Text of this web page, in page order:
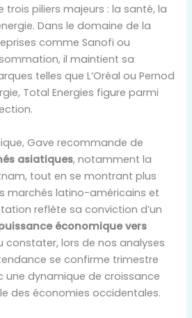
trois piliers majeurs : la santé, la
Dans le domaine de la
comme Sanofi ou
il maintient sa
telles que L’Oréal ou Pernod
Total Energies figure parmi
Gave recommande de
asiatiques, notamment la
tout en se montrant plus
marchés latino-américains et
reflète sa conviction d’un
économique vers
constater, lors de nos analyses
se confirme trimestre
une dynamique de croissance
des économies occidentales.